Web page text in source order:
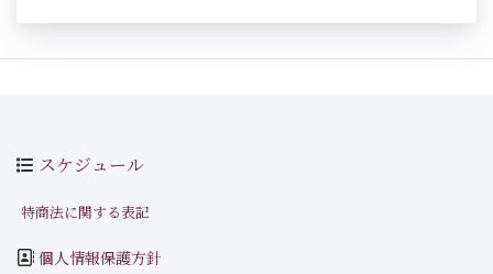
スケジュール
特商法に関する表記
個人情報保護方針